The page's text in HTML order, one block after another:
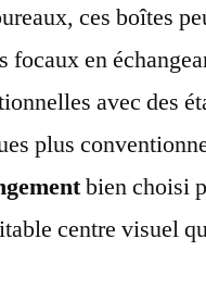
ces boîtes
focaux en
avec des
plus
bien choisi
centre visuel